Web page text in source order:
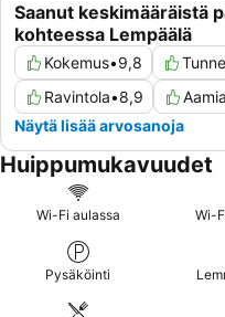
Saanut keskimääräistä
kohteessa Lempäälä
Kokemus•9,8
Ravintola•8,9
Näytä lisää arvosanoja
Huippumukavuudet
Wi-Fi aulassa Wi-
Pysäköinti